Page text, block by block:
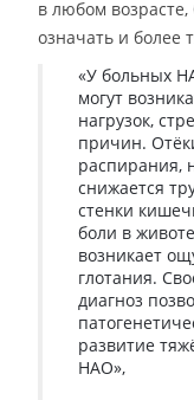
в любом
означать и более
«У больных
могут
нагрузок,
причин.
распирания,
снижается
стенки
боли в
возникает
глотания.
диагноз
развитие
НАО»,